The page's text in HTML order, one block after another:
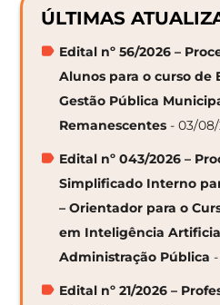
ÚLTIMAS
Edital nº 56/2026 –
Alunos para o curso de
Gestão Pública
Remanescentes - 03/
Edital nº 043/2026 –
Simplificado Interno
– Orientador para o
em Inteligência
Administração Pública
Edital nº 21/2026 –